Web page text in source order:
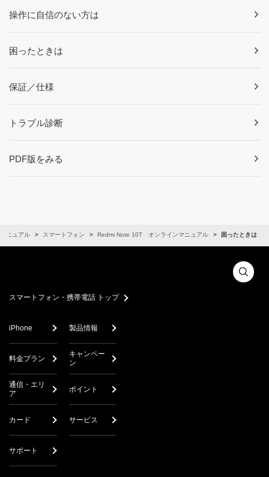
操作に自信のない方は
困ったときは
保証／仕様
トラブル診断
PDF版をみる
ニュアル スマートフォン Redmi Note 10T オンラインマニュアル 困ったときは
スマートフォン・携帯電話 トップ
iPhone 製品情報
料金プラン
キャンペー
ン
通信・エリ
ア
ポイント
カード サービス
サポート